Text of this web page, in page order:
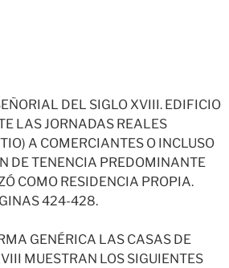
DEL SIGLO XVIII. EDIFICIO
LAS JORNADAS REALES
A COMERCIANTES O INCLUSO
DE TENENCIA PREDOMINANTE
COMO RESIDENCIA PROPIA.
424-428.
GENÉRICA LAS CASAS DE
MUESTRAN LOS SIGUIENTES